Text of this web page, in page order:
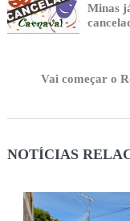
Minas
Vai começar o
NOTÍCIAS